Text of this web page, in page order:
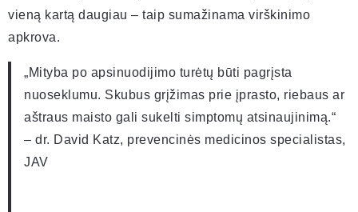
vieną kartą daugiau – taip sumažinama virškinimo
apkrova.
„Mityba po apsinuodijimo turėtų būti pagrįsta
nuoseklumu. Skubus grįžimas prie įprasto, riebaus ar
aštraus maisto gali sukelti simptomų atsinaujinimą.“
– dr. David Katz, prevencinės medicinos specialistas,
JAV